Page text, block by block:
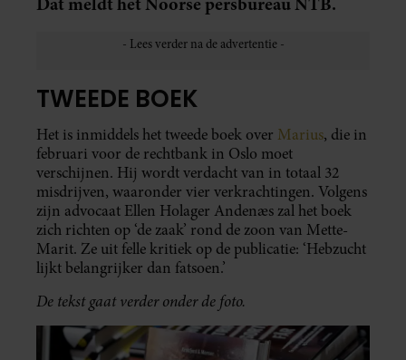
TWEEDE BOEK
Het is inmiddels het tweede boek over Marius, die in
februari voor de rechtbank in Oslo moet
verschijnen. Hij wordt verdacht van in totaal 32
misdrijven, waaronder vier verkrachtingen. Volgens
zijn advocaat Ellen Holager Andenæs zal het boek
zich richten op ‘de zaak’ rond de zoon van Mette-
Marit. Ze uit felle kritiek op de publicatie: ‘Hebzucht
lijkt belangrijker dan fatsoen.’
De tekst gaat verder onder de foto.